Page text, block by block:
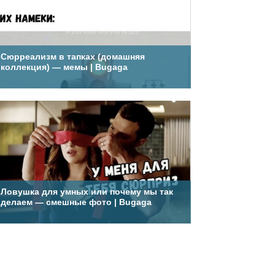
Сюрреализм в тапках (домашняя
коллекция) — мемы | Bugaga
Ловушка для умных или почему мы так
делаем — смешные фото | Bugaga